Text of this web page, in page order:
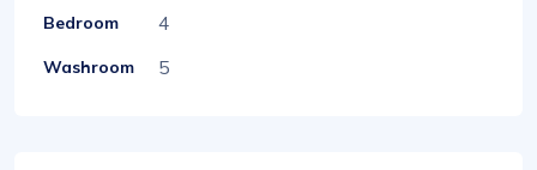
Bedroom 4
Washroom 5